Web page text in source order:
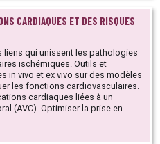
CARDIAQUES ET DES RISQUES
liens qui unissent les pathologies
Outils et
les fonctions cardiovasculaires.
cardiaques liées à un
la prise en
sur l'efficacité d'un
la prise en charge